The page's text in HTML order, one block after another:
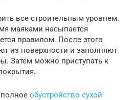
все строительным уровнем.
маяками насыпается
правилом. После этого
из поверхности и заполняют
Затем можно приступать к
обустройство сухой